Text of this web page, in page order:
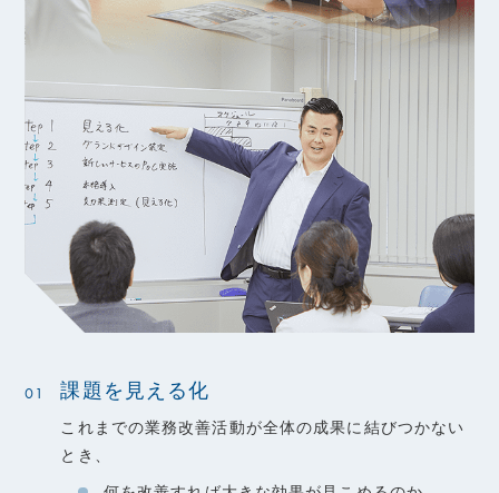
01 課題を見える化
これまでの業務改善活動が全体の成果に結びつかない
とき、